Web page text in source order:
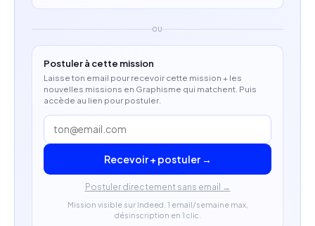
OU
Postuler à cette mission
Laisse ton email pour recevoir cette mission + les
nouvelles missions en Graphisme qui matchent. Puis
accède au lien pour postuler.
Recevoir + postuler →
Postuler directement sans email →
Mission visible sur Indeed. 1 email/semaine max,
désinscription en 1 clic.